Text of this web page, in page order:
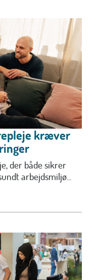
kræver
der både sikrer
arbejdsmiljø...